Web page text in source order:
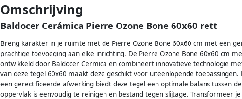
Omschrijving
Baldocer Cerámica Pierre Ozone Bone 60x60 rett
Breng karakter in je ruimte met de Pierre Ozone Bone 60x60 cm met een
prachtige toevoeging aan elke inrichting. De Pierre Ozone Bone 60x60 cm
ontwikkeld door Baldocer Cermica en combineert innovatieve technologie
van deze tegel 60x60 maakt deze geschikt voor uiteenlopende
een gerectificeerde afwerking biedt deze tegel een optimale balans tussen
oppervlak is eenvoudig te reinigen en bestand tegen slijtage. Transformeer